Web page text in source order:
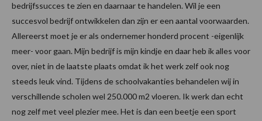
bedrijfssucces te zien en daarnaar te handelen. Wil je een
succesvol bedrijf ontwikkelen dan zijn er een aantal voorwaarden.
Allereerst moet je er als ondernemer honderd procent -eigenlijk
meer- voor gaan. Mijn bedrijf is mijn kindje en daar heb ik alles voor
over, niet in de laatste plaats omdat ik het werk zelf ook nog
steeds leuk vind. Tijdens de schoolvakanties behandelen wij in
verschillende scholen wel 250.000 m2 vloeren. Ik werk dan echt
nog zelf met veel plezier mee. Het is dan een beetje een sport